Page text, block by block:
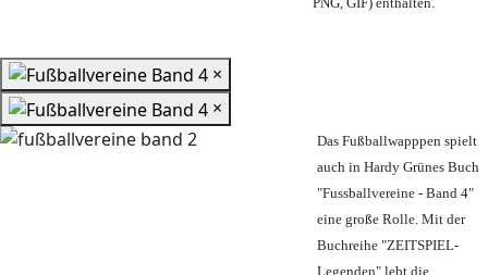
×
×
Das Fußballwapppen spielt
auch in Hardy Grünes Buch
"Fussballvereine - Band 4"
eine große Rolle. Mit der
Buchreihe "ZEITSPIEL-
Legenden" lebt die